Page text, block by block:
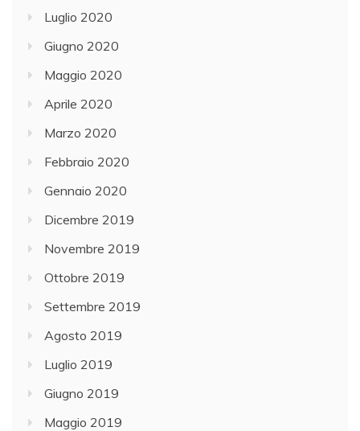
Luglio 2020
Giugno 2020
Maggio 2020
Aprile 2020
Marzo 2020
Febbraio 2020
Gennaio 2020
Dicembre 2019
Novembre 2019
Ottobre 2019
Settembre 2019
Agosto 2019
Luglio 2019
Giugno 2019
Maggio 2019